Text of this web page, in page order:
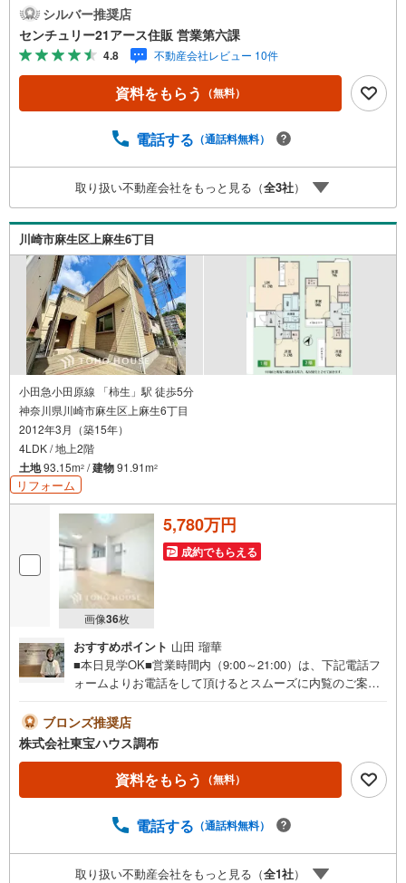
ります。【センチュリー21アース住販のポイント】◆セン
チュリオン獲得店舗◆全国約970店舗あるセンチュリー21
のお店。その中でも、アメリカ本部が設ける一定基準を満
たした、上位4％しか受賞できない賞。それが「センチュリ
オン」です。弊社はそのセンチュリオンを2002年から欠か
すことなく取り続けております。◆住宅ローン相談会◆お
実際かかる諸費用の概算も行っております。人生最大のお
イスをさせて頂きます。◆優遇金利にこだわる◆大きな金
額を長期間で返済する住宅ローンは優遇金利が0.1％変わる
だけで、支払い総額に大きな変化が生じます。取引の多い
弊社は金融機関の特色、傾向、トレンドを熟知しておりま
すので、お客様のニーズにあった金融機関をご紹介させて
頂きます。
シルバー推奨店
センチュリー21アース住販 営業第六課
4.8 不動産会社レビュー 10件
資料をもらう （無料）
電話する （通話料無料）
取り扱い不動産会社をもっと見る（全3社）
川崎市麻生区上麻生6丁目
小田急小田原線 「柿生」駅 徒歩5分
神奈川県川崎市麻生区上麻生6丁目
2012年3月（築15年）
4LDK / 地上2階
土地93.15m2 /建物91.91m2
リフォーム
画像36枚
5,780万円
成約でもらえる
おすすめポイント 山田 瑠華
■本日見学OK■営業時間内（9:00～21:00）は、下記電話フ
ォームよりお電話をして頂けるとスムーズに内覧のご案内
弊社へのご来社など、ご相談くださいませ。ご希望があれ
ば周辺環境、お客様の希望に合わせた物件などもご案内を
いたします。■お住まい探しが初めての方へのフォロー体制
をご用意してます■『何から始めて良いかわからない？』と
いった状態でも、お気軽にお越しください！▽現時点の未
ーとして暮らしの「安心」を守り続けます。皆様のご来
ブロンズ推奨店
株式会社東宝ハウス調布
資料をもらう （無料）
電話する （通話料無料）
取り扱い不動産会社をもっと見る（全1社）